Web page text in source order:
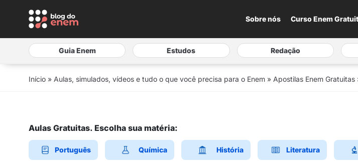
Sobre nós Curso Enem
Guia Enem Estudos Redação
Início » Aulas, simulados, vídeos e tudo o que você precisa para o Enem » Apostilas Enem Gratuitas
Aulas Gratuitas. Escolha sua matéria:
Português Química História Literatura